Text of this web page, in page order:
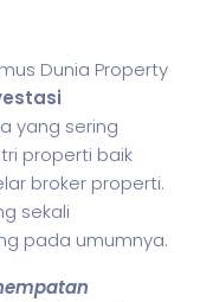
Dunia Property
yang sering
properti baik
broker properti.
sekali
pada umumnya.